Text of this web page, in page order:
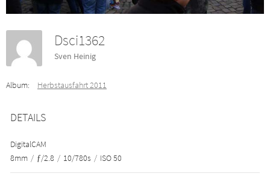
Dsci1362
Sven Heinig
Album: Herbstausfahrt 2011
DETAILS
DigitalCAM
8mm / ƒ/2.8 / 10/780s / ISO 50